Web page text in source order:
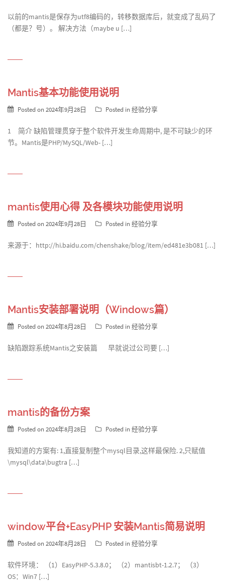
以前的mantis是保存为utf8编码的，转移数据库后，就变成了乱码了
（都是？号）。 解决方法（maybe u […]
Mantis基本功能使用说明
Posted on 2024年9月28日 Posted in 经验分享
1 简介 缺陷管理贯穿于整个软件开发生命周期中, 是不可缺少的环
节。Mantis是PHP/MySQL/Web- […]
mantis使用心得 及各模块功能使用说明
Posted on 2024年9月28日 Posted in 经验分享
来源于：http://hi.baidu.com/chenshake/blog/item/ed481e3b081 […]
Mantis安装部署说明（Windows篇）
Posted on 2024年8月28日 Posted in 经验分享
缺陷跟踪系统Mantis之安装篇 早就说过公司要 […]
mantis的备份方案
Posted on 2024年8月28日 Posted in 经验分享
我知道的方案有: 1,直接复制整个mysql目录,这样最保险. 2,只赋值
\mysql\data\bugtra […]
window平台+EasyPHP 安装Mantis简易说明
Posted on 2024年8月28日 Posted in 经验分享
软件环境： （1）EasyPHP-5.3.8.0； （2）mantisbt-1.2.7； （3）
OS：Win7 […]